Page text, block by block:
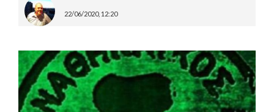
22/06/2020, 12:20